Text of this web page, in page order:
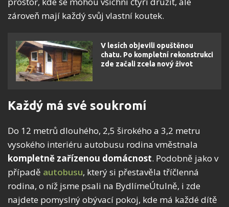
zároveň mají každý svůj vlastní koutek.
V lesích objevili opuštěnou
chatu. Po kompletní rekonstrukci
zde začali zcela nový život
Každý má své soukromí
Do 12 metrů dlouhého, 2,5 širokého a 3,2 metru
vysokého interiéru autobusu rodina vměstnala
kompletně zařízenou domácnost. Podobně jako v
případě autobusu, který si přestavěla tříčlenná
rodina, o níž jsme psali na BydlímeÚtulně, i zde
najdete pomyslný obývací pokoj, kde má každé dítě